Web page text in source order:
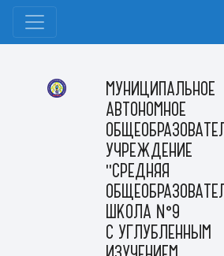
МУНИЦИПАЛЬНОЕ
АВТОНОМНОЕ
УЧРЕЖДЕНИЕ
"СРЕДНЯЯ
ШКОЛА №9
С УГЛУБЛЕННЫМ